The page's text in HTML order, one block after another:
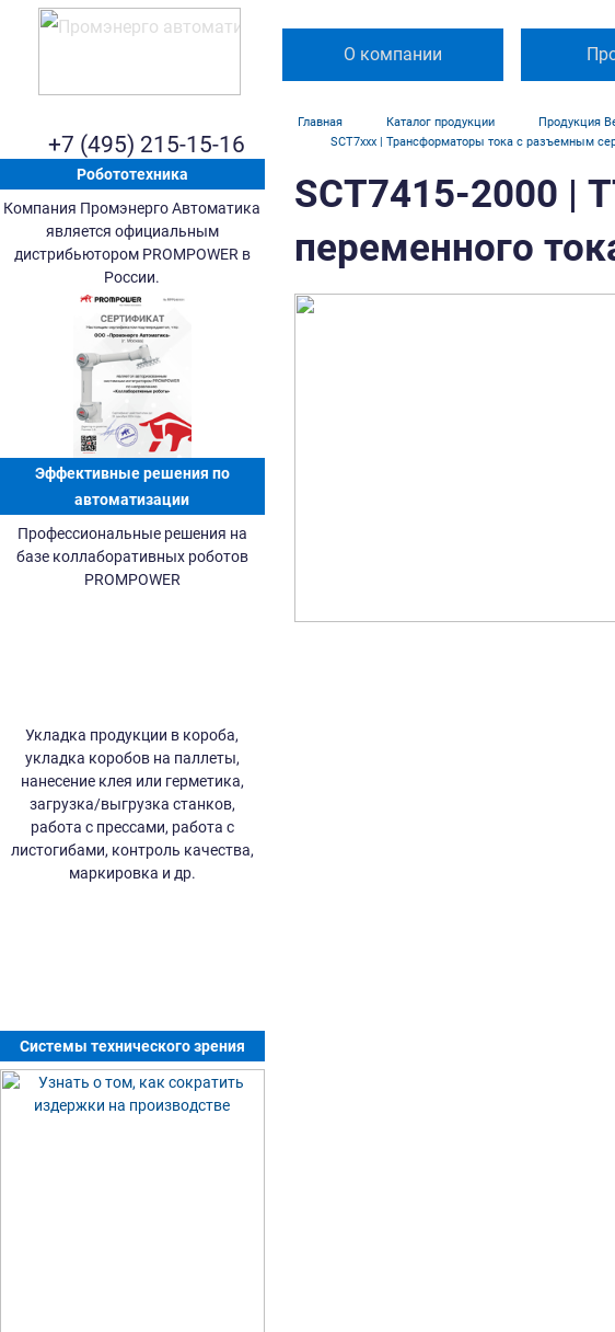
О компании
+7 (495) 215-15-16
Главная Каталог продукции Продукция
SCT7xxx | Трансформаторы тока с разъемным
Робототехника
Компания Промэнерго Автоматика
является официальным
дистрибьютором PROMPOWER в
России.
Эффективные решения по
автоматизации
Профессиональные решения на
базе коллаборативных роботов
PROMPOWER
Укладка продукции в короба,
укладка коробов на паллеты,
нанесение клея или герметика,
загрузка/выгрузка станков,
работа с прессами, работа с
листогибами, контроль качества,
маркировка и др.
Системы технического зрения
SCT7415-2000 |
переменного